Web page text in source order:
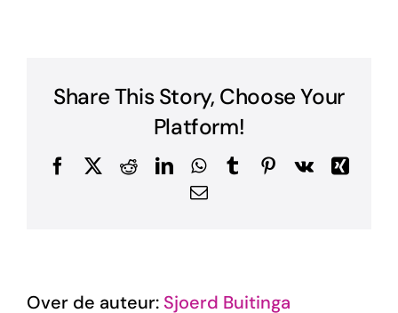
Share This Story, Choose Your
Platform!
FacebookRedditLinkedInWhatsApp
TumblrPinterest
Vk
Xing
E-
Over de auteur: Sjoerd Buitinga